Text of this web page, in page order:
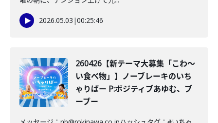
2026.05.03 |00:25:46
260426【新テーマ大募集「こわ〜
い食べ物」】ノーブレーキのいち
ゃりばー P:ポジティブあゆむ、ブ
ーブー